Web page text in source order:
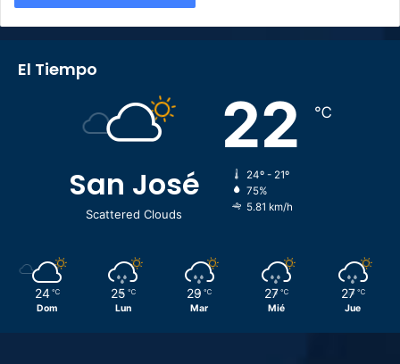
El Tiempo
San José
Scattered Clouds
22 ℃
24º - 21º
75%
5.81 km/h
24 ℃
Dom
25 ℃
Lun
29 ℃
Mar
27 ℃
Mié
27 ℃
Jue